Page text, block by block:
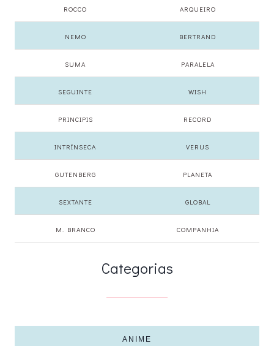
ROCCO ARQUEIRO
NEMO BERTRAND
SUMA PARALELA
SEGUINTE WISH
PRINCIPIS RECORD
INTRÍNSECA VERUS
GUTENBERG PLANETA
SEXTANTE GLOBAL
M. BRANCO COMPANHIA
Categorias
ANIME